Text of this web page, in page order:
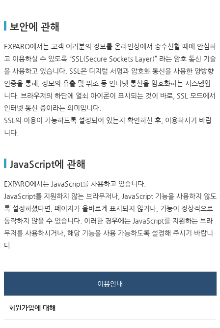
보안에 관해
EXPARO에서는 고객 여러분의 정보를 온라인상에서 송수신할 때에 안심하
고 이용하실 수 있도록 “SSL(Secure Sockets Layer)” 라는 암호 통신 기술
을 사용하고 있습니다. SSL은 디지털 서명과 암호화 통신을 사용한 양방향
인증을 통해, 정보의 유출 및 위조 등 인터넷 통신을 암호화하는 시스템입
니다. 브라우저의 하단에 열쇠 아이콘이 표시되는 것이 바로, SSL 모드에서
인터넷 통신 중이라는 의미입니다.
SSL의 이용이 가능하도록 설정되어 있는지 확인하신 후, 이용하시기 바랍
니다.
JavaScript에 관해
EXPARO에서는 JavaScript를 사용하고 있습니다.
JavaScript를 지원하지 않는 브라우저나, JavaScript 기능을 사용하지 않도
록 설정하셨다면, 페이지가 올바르게 표시되지 않거나, 기능이 정상적으로
동작하지 않을 수 있습니다. 이러한 경우에는 JavaScript를 지원하는 브라
우저를 사용하시거나, 해당 기능을 사용 가능하도록 설정해 주시기 바랍니
다.
이용안내
회원가입에 대해